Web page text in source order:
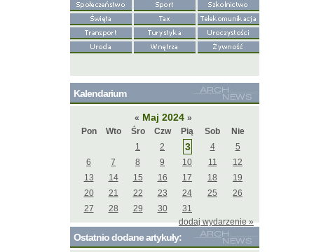
Kalendarium
« Maj 2024 »
Pon
Wto Śro Czw Pią Sob
Nie
1
2 3 4
5
6
7 8 9 10 11
12
13
14 15 16 17 18
19
20
21 22 23 24 25
26
27
28 29 30
31
dodaj wydarzenie »
Ostatnio dodane artykuły: